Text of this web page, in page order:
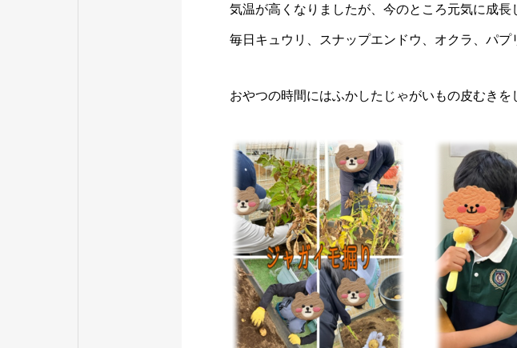
気温が高くなりましたが、今のところ元気に成長
毎日キュウリ、スナップエンドウ、オクラ、パ
おやつの時間にはふかしたじゃがいもの皮むきを